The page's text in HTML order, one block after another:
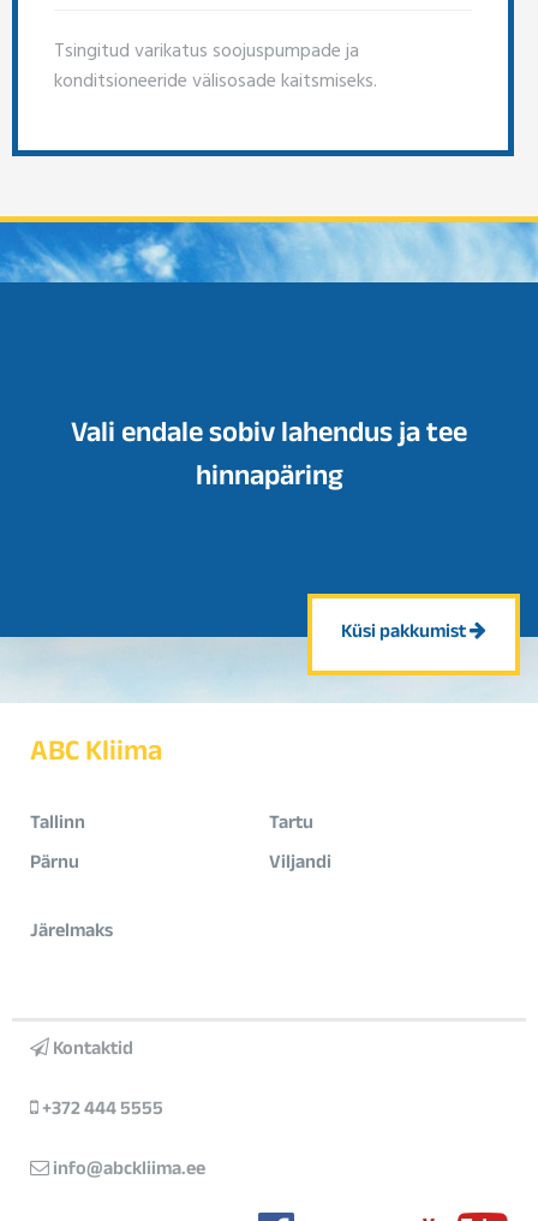
Tsingitud varikatus soojuspumpade ja
konditsioneeride välisosade kaitsmiseks.
Vali endale sobiv lahendus ja tee
hinnapäring
Küsi pakkumist
ABC Kliima
Tallinn
Tartu
Pärnu
Viljandi
Järelmaks
Kontaktid
+372 444 5555
info@abckliima.ee